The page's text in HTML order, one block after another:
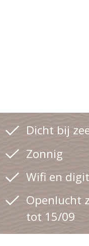
Dicht bij
Zonnig
Wifi en
Openlucht
tot 15/09